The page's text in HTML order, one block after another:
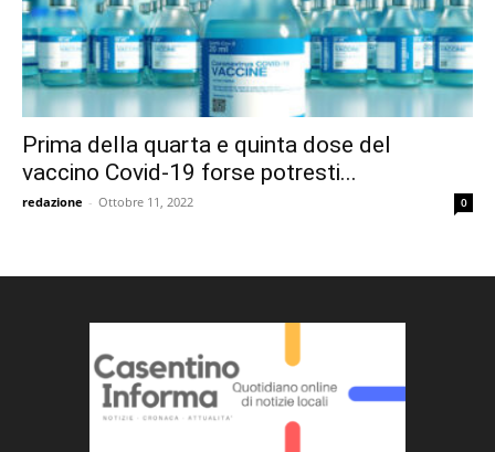
Prima della quarta e quinta dose del
vaccino Covid-19 forse potresti...
redazione - Ottobre 11, 2022 0